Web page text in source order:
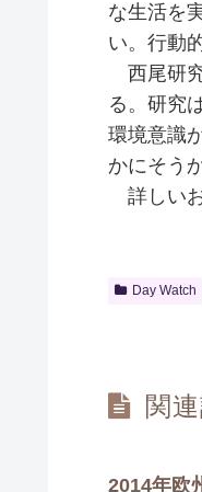
な生活を
い。行動
西尾研
る。研究
環境意識
かにそう
詳しい
Day Watch
関
2014年欧